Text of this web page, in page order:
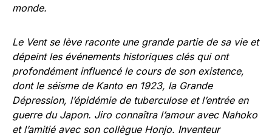
monde.
Le Vent se lève raconte une grande partie de sa vie et
dépeint les événements historiques clés qui ont
profondément influencé le cours de son existence,
dont le séisme de Kanto en 1923, la Grande
Dépression, l’épidémie de tuberculose et l’entrée en
guerre du Japon. Jiro connaîtra l’amour avec Nahoko
et l’amitié avec son collègue Honjo. Inventeur